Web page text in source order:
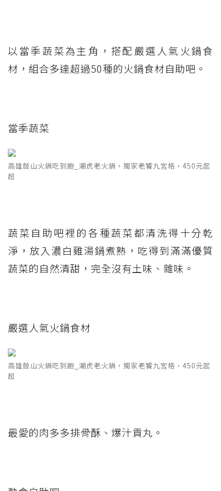
以當季蔬菜為主角，搭配嚴選人氣火鍋食
材，組合多達超過50種的火鍋食材自助吧。
當季蔬菜
高雄鼓山火鍋吃到飽_潮虎老火鍋，獨家老饕九宮格，450元起
超
蔬菜自助吧裡的各種蔬菜都清洗得十分乾
淨，放入濃白雞湯鍋煮熟，吃得到滿滿優質
蔬菜的自然清甜，完全沒有土味、雜味。
嚴選人氣火鍋食材
高雄鼓山火鍋吃到飽_潮虎老火鍋，獨家老饕九宮格，450元起
超
最愛的肉多多排骨酥、爆汁貢丸。